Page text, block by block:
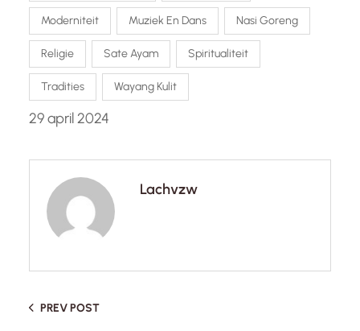
Moderniteit Muziek En Dans Nasi Goreng
Religie Sate Ayam Spiritualiteit
Tradities Wayang Kulit
29 april 2024
Lachvzw
PREV POST